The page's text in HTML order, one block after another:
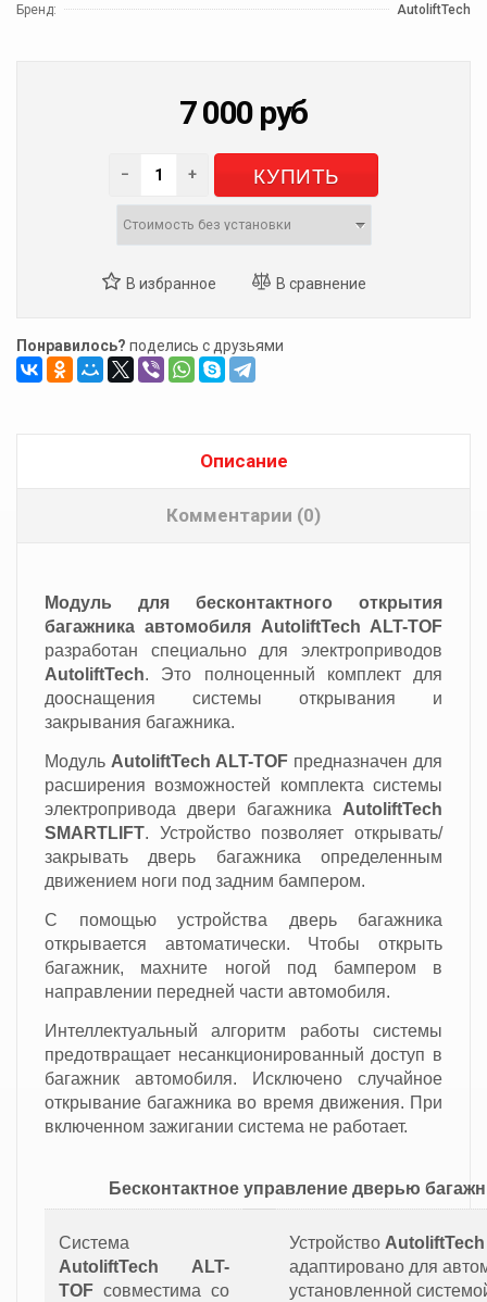
Бренд:
AutoliftTech
7 000 руб
− + КУПИТЬ
Понравилось? поделись с друзьями
Описание
Комментарии (0)
Модуль для бесконтактного открытия
багажника автомобиля AutoliftTech ALT-TOF
разработан специально для электроприводов
AutoliftTech. Это полноценный комплект для
дооснащения системы открывания и
закрывания багажника.
Модуль AutoliftTech ALT-TOF предназначен для
расширения возможностей комплекта системы
электропривода двери багажника AutoliftTech
SMARTLIFT. Устройство позволяет открывать/
закрывать дверь багажника определенным
движением ноги под задним бампером.
С помощью устройства дверь багажника
открывается автоматически. Чтобы открыть
багажник, махните ногой под бампером в
направлении передней части автомобиля.
Интеллектуальный алгоритм работы системы
предотвращает несанкционированный доступ в
багажник автомобиля. Исключено случайное
открывание багажника во время движения. При
включенном зажигании система не работает.
Бесконтактное управление дверью
Система
AutoliftTech ALT-
TOF совместима со
Устройство AutoliftTech
адаптировано для
установленной